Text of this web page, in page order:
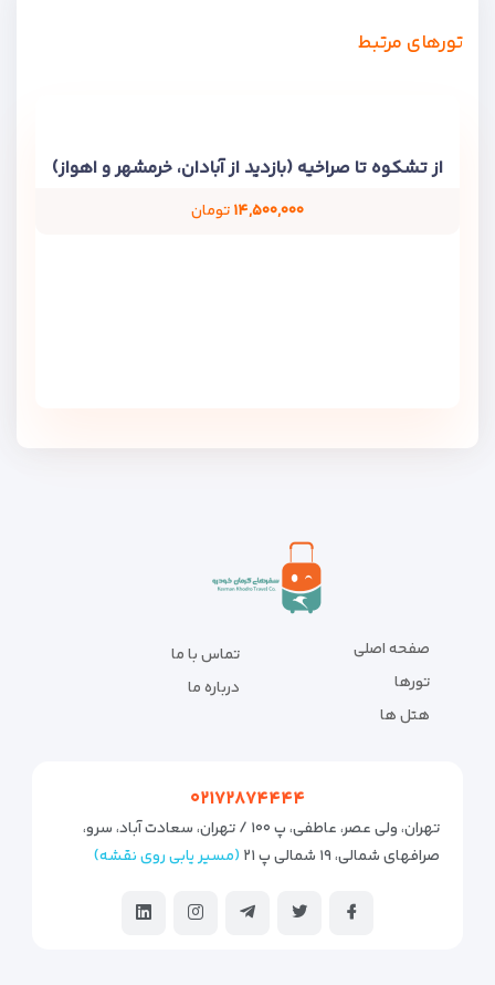
تورهای مرتبط
از تشکوه تا صراخیه (بازدید از آبادان، خرمشهر و اهواز)
۱۴,۵۰۰,۰۰۰تومان
صفحه اصلی
تورها
هتل ها
تماس با ما
درباره ما
۰۲۱۷۲۸۷۴۴۴۴
تهران، ولی عصر، عاطفی، پ ۱۰۰ / تهران، سعادت آباد، سرو،
صرافهای شمالی، ۱۹ شمالی پ ۲۱
(مسیر یابی روی نقشه)